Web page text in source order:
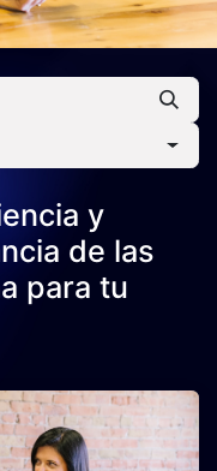
y
de las
para tu